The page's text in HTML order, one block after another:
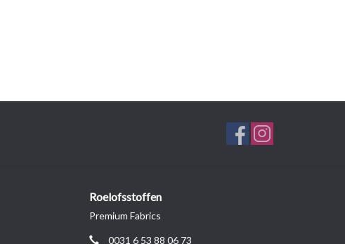
Roelofsstoffen
Premium Fabrics
0031 6 53 88 06 73